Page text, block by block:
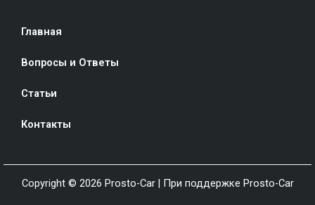
Главная
Вопросы и Ответы
Статьи
Контакты
Copyright © 2026 Prosto-Car | При поддержке Prosto-Car